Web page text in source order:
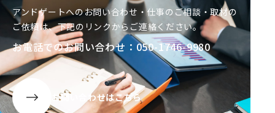
アンドゲートへのお問い合わせ・仕事のご相談・取材の
ご依頼は、下記のリンクからご連絡ください。
お電話でのお問い合わせ：050-1746-9980
お問い合わせはこちら